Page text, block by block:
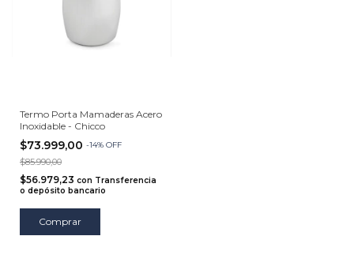
Termo Porta Mamaderas Acero
Inoxidable - Chicco
$73.999,00 -14% OFF
$85.990,00
$56.979,23 con Transferencia
o depósito bancario
Comprar